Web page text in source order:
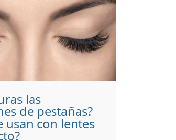
las
de pestañas?
usan con lentes